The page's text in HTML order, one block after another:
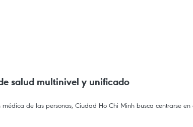
salud multinivel y unificado
de las personas, Ciudad Ho Chi Minh busca centrarse